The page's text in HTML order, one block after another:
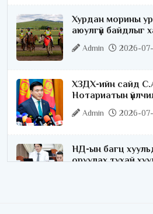
Хурдан морины
аюулгүй байдлыг
Admin 2026-07-
ХЗДХ-ийн сайд
Нотариатын
Admin 2026-
НД-ын багц
оруулах тухай